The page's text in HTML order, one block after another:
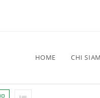
HOME CHI